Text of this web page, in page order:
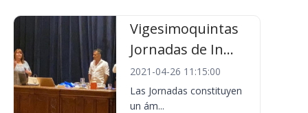
Vigesimoquintas
Jornadas de In...
2021-04-26 11:15:00
Las Jornadas constituyen
un ám...